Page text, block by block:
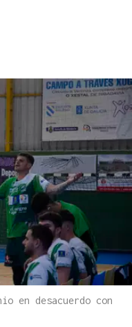
en desacuerdo con